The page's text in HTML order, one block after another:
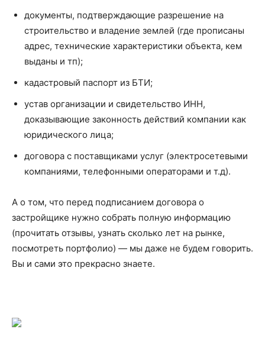
документы, подтверждающие разрешение на
строительство и владение землей (где прописаны
адрес, технические характеристики объекта, кем
выданы и тп);
кадастровый паспорт из БТИ;
устав организации и свидетельство ИНН,
доказывающие законность действий компании как
юридического лица;
договора с поставщиками услуг (электросетевыми
компаниями, телефонными операторами и т.д).
А о том, что перед подписанием договора о
застройщике нужно собрать полную информацию
(прочитать отзывы, узнать сколько лет на рынке,
посмотреть портфолио) — мы даже не будем говорить.
Вы и сами это прекрасно знаете.